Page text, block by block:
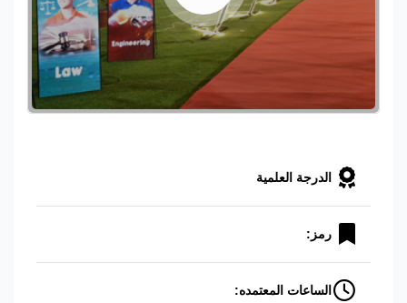
الدرجة العلمية
رمز:
الساعات المعتمده: